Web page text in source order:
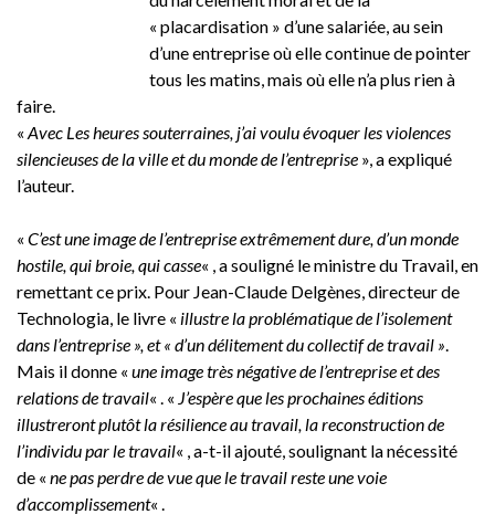
« placardisation » d’une salariée, au sein
d’une entreprise où elle continue de pointer
tous les matins, mais où elle n’a plus rien à
faire.
« Avec Les heures souterraines, j’ai voulu évoquer les violences
silencieuses de la ville et du monde de l’entreprise », a expliqué
l’auteur.
« C’est une image de l’entreprise extrêmement dure, d’un monde
hostile, qui broie, qui casse« , a souligné le ministre du Travail, en
remettant ce prix. Pour Jean-Claude Delgènes, directeur de
Technologia, le livre « illustre la problématique de l’isolement
dans l’entreprise », et « d’un délitement du collectif de travail »
Mais il donne « une image très négative de l’entreprise et des
relations de travail« . « J’espère que les prochaines éditions
illustreront plutôt la résilience au travail, la reconstruction de
l’individu par le travail« , a-t-il ajouté, soulignant la nécessité
de « ne pas perdre de vue que le travail reste une voie
d’accomplissement« .